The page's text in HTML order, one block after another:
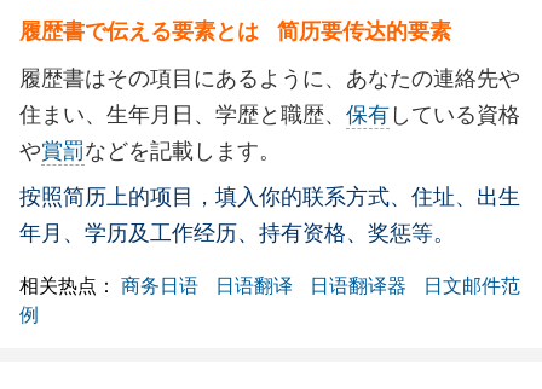
履歴書で伝える要素とは 简历要传达的要素
履歴書はその項目にあるように、あなたの連絡先や
住まい、生年月日、学歴と職歴、 保有している資格
や賞罰などを記載します。
按照简历上的项目，填入你的联系方式、住址、出生
年月、学历及工作经历、持有资格、奖惩等。
相关热点： 商务日语 日语翻译 日语翻译器
日文邮件范
例